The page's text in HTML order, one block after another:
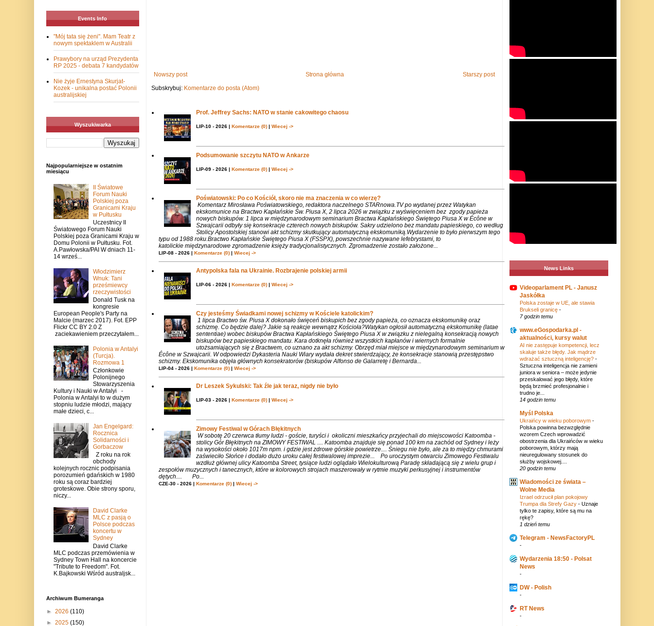
Nowszy post Starszy post
Strona główna
Subskrybuj: Komentarze do posta (Atom)
Prof. Jeffrey Sachs: NATO w stanie cakowitego chaosu
LIP-10 - 2026 | Komentarze (0)| Wiecej ->
Podsumowanie szczytu NATO w Ankarze
LIP-09 - 2026 | Komentarze (0)| Wiecej ->
Poświatowski: Po co Kościół, skoro nie ma znaczenia w co wierzę?
Komentarz Mirosława Poświatowskiego, redaktora naczelnego STARnowa.TV po wydanej przez Watykan
ekskomunice na Bractwo Kapłańskie Św. Piusa X, 2 lipca 2026 w związku z wyświęceniem bez zgody papieża
nowych biskupów. 1 lipca w międzynarodowym seminarium Bractwa Kapłańskiego Świętego Piusa X w Écône w
Szwajcarii odbyły się konsekracje czterech nowych biskupów. Sakry udzielono bez mandatu papieskiego, co według
Stolicy Apostolskiej stanowi akt schizmy skutkujący automatyczną ekskomuniką.Wydarzenie to było pierwszym tego
typu od 1988 roku.Bractwo Kapłańskie Świętego Piusa X (FSSPX), powszechnie nazywane lefebrystami, to
katolickie międzynarodowe zgromadzenie księży tradycjonalistycznych. Zgromadzenie zostało założone...
LIP-08 - 2026 | Komentarze (0)| Wiecej ->
Antypolska fala na Ukrainie. Rozbrajenie polskiej armii
LIP-06 - 2026 | Komentarze (0)| Wiecej ->
Czy jesteśmy Świadkami nowej schizmy w Kościele katolickim?
1 lipca Bractwo św. Piusa X dokonało święceń biskupich bez zgody papieża, co oznacza ekskomunikę oraz
schizmę. Co będzie dalej? Jakie są reakcje wewnątrz Kościoła?Watykan ogłosił automatyczną ekskomunikę (latae
sententiae) wobec biskupów Bractwa Kapłańskiego Świętego Piusa X w związku z nielegalną konsekracją nowych
biskupów bez papieskiego mandatu. Kara dotknęła również wszystkich kapłanów i wiernych formalnie
utożsamiających się z Bractwem, co uznano za akt schizmy. Obrzęd miał miejsce w międzynarodowym seminarium w
Écône w Szwajcarii. W odpowiedzi Dykasteria Nauki Wiary wydała dekret stwierdzający, że konsekracje stanowią przestępstwo
schizmy. Ekskomunika objęła głównych konsekratorów (biskupów Alfonso de Galarretę i Bernarda...
LIP-04 - 2026 | Komentarze (0)| Wiecej ->
Dr Leszek Sykulski: Tak źle jak teraz, nigdy nie było
LIP-03 - 2026 | Komentarze (0)| Wiecej ->
Zimowy Festiwal w Górach Błękitnych
W sobotę 20 czerwca tłumy ludzi - goście, turyści i okoliczni mieszkańcy przyjechali do miejscowości Katoomba -
stolicy Gór Błękitnych na ZIMOWY FESTIWAL .... Katoomba znajduje się ponad 100 km na zachód od Sydney i leży
na wysokości około 1017m npm. i gdzie jest zdrowe górskie powietrze.... Śniegu nie było, ale za to między chmurami
zaświeciło Słońce i dodało dużo uroku całej festiwalowej imprezie... Po uroczystym otwarciu Zimowego Festiwalu
wzdłuż głównej ulicy Katoomba Street, tysiące ludzi oglądało Wielokulturową Paradę składającą się z wielu grup i
zespołów muzycznych i tanecznych, które w kolorowych strojach maszerowały w rytmie muzyki perkusyjnej i instrumentów
dętych.... Po...
CZE-30 - 2026 | Komentarze (0)| Wiecej ->
Events Info
"Mój tata się żeni". Mam Teatr z
nowym spektaklem w Australii
Prawybory na urząd Prezydenta
RP 2025 - debata 7 kandydatów
Nie żyje Ernestyna Skurjat-
Kozek - unikalna postać Polonii
australijskiej
Wyszukiwarka
Najpopularniejsze w ostatnim
miesiącu
II Światowe
Forum Nauki
Polskiej poza
Granicami Kraju
w Pułtusku
Uczestnicy II
Światowego Forum Nauki
Polskiej poza Granicami Kraju w
Domu Polonii w Pułtusku. Fot.
A.Pawłowska/PAI W dniach 11-
14 wrześ...
Włodzimierz
Wnuk: Tani
prześmiewcy
rzeczywistości
Donald Tusk na
kongresie
European People's Party na
Malcie (marzec 2017). Fot. EPP
Flickr CC BY 2.0 Z
zaciekawieniem przeczytałem...
Polonia w Antalyi
(Turcja).
Rozmowa 1
Członkowie
Polonijnego
Stowarzyszenia
Kultury i Nauki w Antalyi -
Polonia w Antalyi to w dużym
stopniu ludzie młodzi, mający
małe dzieci, c...
Jan Engelgard:
Rocznica
Solidarności i
Gorbaczow
Z roku na rok
obchody
kolejnych rocznic podpisania
porozumień gdańskich w 1980
roku są coraz bardziej
groteskowe. Obie strony sporu,
niczy...
David Clarke
MLC z pasją o
Polsce podczas
koncertu w
Sydney
David Clarke
MLC podczas przemówienia w
Sydney Town Hall na koncercie
"Tribute to Freedom". Fot.
K.Bajkowski Wśród australjsk...
Archiwum Bumeranga
► 2026 (110)
► 2025 (150)
News Links
Videoparlament PL - Janusz
Jaskółka
Polska zostaje w UE, ale stawia
Brukseli granicę -
7 godzin temu
www.eGospodarka.pl -
aktualności, kursy walut
AI nie zastępuje kompetencji, lecz
skaluje także błędy. Jak mądrze
wdrażać sztuczną inteligencję? -
Sztuczna inteligencja nie zamieni
juniora w seniora – może jedynie
przeskalować jego błędy, które
będą brzmieć profesjonalnie i
trudno je...
14 godzin temu
Myśl Polska
Ukraińcy w wieku poborowym -
Polska powinna bezwzględnie
wzorem Czech wprowadzić
obostrzenia dla Ukraińców w wieku
poborowym, którzy mają
nieuregulowany stosunek do
służby wojskowej....
20 godzin temu
Wiadomości ze świata –
Wolne Media
Izrael odrzucił plan pokojowy
Trumpa dla Strefy Gazy - Uznaje
tylko te zapisy, które są mu na
rękę?
1 dzień temu
Telegram - NewsFactoryPL
-
Wydarzenia 18:50 - Polsat
News
-
DW - Polish
-
RT News
-